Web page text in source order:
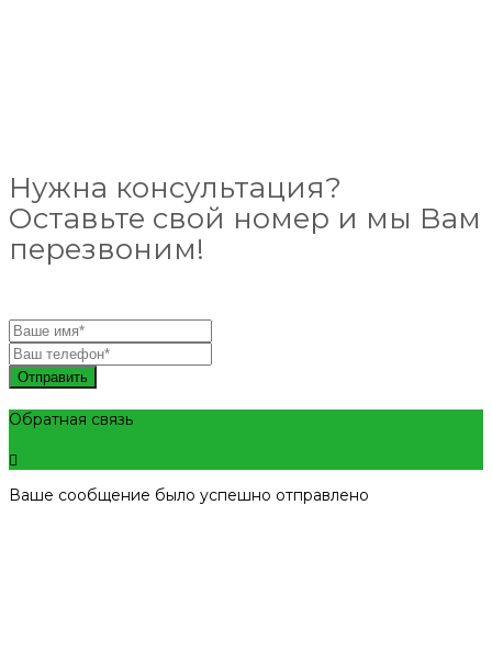
Нужна консультация?
Оставьте свой номер и мы Вам
перезвоним!
Отправить
Обратная связь
Ваше сообщение было успешно отправлено